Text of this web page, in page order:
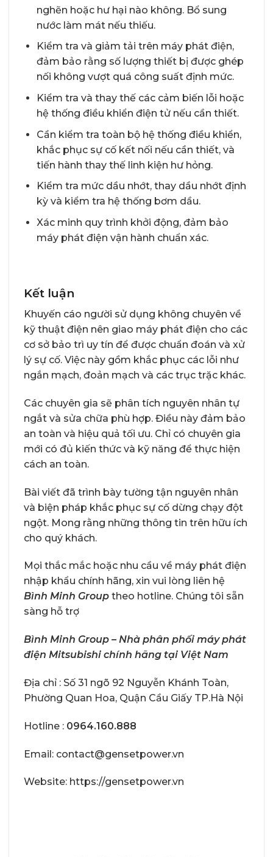
nghẽn hoặc hư hại nào không. Bổ sung
nước làm mát nếu thiếu.
Kiểm tra và giảm tải trên máy phát điện,
đảm bảo rằng số lượng thiết bị được ghép
nối không vượt quá công suất định mức.
Kiểm tra và thay thế các cảm biến lỗi hoặc
hệ thống điều khiển điện tử nếu cần thiết.
Cần kiểm tra toàn bộ hệ thống điều khiển,
khắc phục sự cố kết nối nếu cần thiết, và
tiến hành thay thế linh kiện hư hỏng.
Kiểm tra mức dầu nhớt, thay dầu nhớt định
kỳ và kiểm tra hệ thống bơm dầu.
Xác minh quy trình khởi động, đảm bảo
máy phát điện vận hành chuẩn xác.
Kết luận
Khuyến cáo người sử dụng không chuyên về
kỹ thuật điện nên giao máy phát điện cho các
cơ sở bảo trì uy tín để được chuẩn đoán và xử
lý sự cố. Việc này gồm khắc phục các lỗi như
ngắn mạch, đoản mạch và các trục trặc khác.
Các chuyên gia sẽ phân tích nguyên nhân tự
ngắt và sửa chữa phù hợp. Điều này đảm bảo
an toàn và hiệu quả tối ưu. Chỉ có chuyên gia
mới có đủ kiến thức và kỹ năng để thực hiện
cách an toàn.
Bài viết đã trình bày tường tận nguyên nhân
và biện pháp khắc phục sự cố dừng chạy đột
ngột. Mong rằng những thông tin trên hữu ích
cho quý khách.
Mọi thắc mắc hoặc nhu cầu về máy phát điện
nhập khẩu chính hãng, xin vui lòng liên hệ
Bình Minh Group theo hotline. Chúng tôi sẵn
sàng hỗ trợ
Bình Minh Group – Nhà phân phối máy phát
điện Mitsubishi chính hãng tại Việt Nam
Địa chỉ : Số 31 ngõ 92 Nguyễn Khánh Toàn,
Phường Quan Hoa, Quận Cầu Giấy TP.Hà Nội
Hotline : 0964.160.888
Email: contact@gensetpower.vn
Website: https://gensetpower.vn